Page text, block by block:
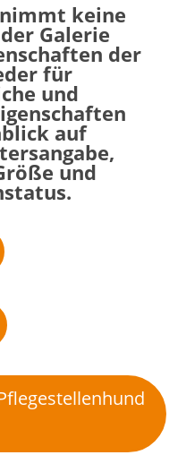
keine
Galerie
der
für
und
auf
und